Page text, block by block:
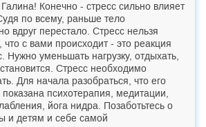
Конечно - стресс сильно влияет
по всему, раньше тело
вдруг перестало. Стресс нельзя
что с вами происходит - это реакция
Нужно уменьшать нагрузку, отдыхать,
Стресс необходимо
Для начала разобраться, что его
психотерапия, медитации,
йога нидра. Позаботьтесь о
и детям и себе самой